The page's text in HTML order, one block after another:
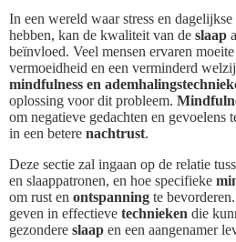
In een wereld waar stress en
hebben, kan de kwaliteit van de slaap
beïnvloed. Veel mensen ervaren
vermoeidheid en een verminderd
mindfulness en
oplossing voor dit probleem.
om negatieve gedachten en gevoelens
in een betere nachtrust.
Deze sectie zal ingaan op de relatie
en slaappatronen, en hoe specifieke
om rust en ontspanning te
geven in effectieve technieken die
gezondere slaap en een aangenamer